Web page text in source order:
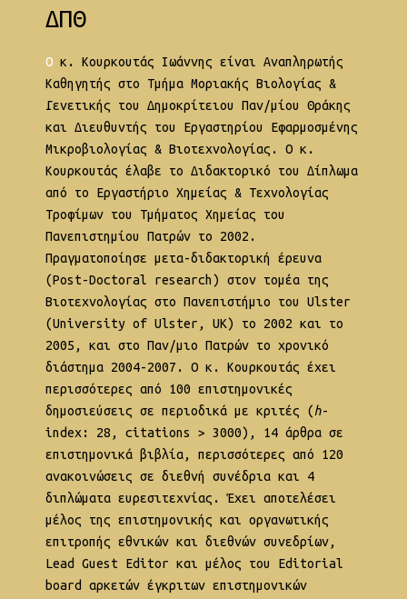
ΔΠΘ
Ο κ. Κουρκουτάς Ιωάννης είναι Αναπληρωτής
Καθηγητής στο Τμήμα Μοριακής Βιολογίας &
Γενετικής του Δημοκρίτειου Παν/μίου Θράκης
και Διευθυντής του Εργαστηρίου Εφαρμοσμένης
Μικροβιολογίας & Βιοτεχνολογίας. Ο κ.
Κουρκουτάς έλαβε το Διδακτορικό του Δίπλωμα
από το Εργαστήριο Χημείας & Τεχνολογίας
Τροφίμων του Τμήματος Χημείας του
Πανεπιστημίου Πατρών το 2002.
Πραγματοποίησε μετα-διδακτορική έρευνα
(Post-Doctoral research) στον τομέα της
Βιοτεχνολογίας στο Πανεπιστήμιο του Ulster
(University of Ulster, UK) τo 2002 και το
2005, και στο Παν/μιο Πατρών το χρονικό
διάστημα 2004-2007. Ο κ. Κουρκουτάς έχει
περισσότερες από 100 επιστημονικές
δημοσιεύσεις σε περιοδικά με κριτές (h-
index: 28, citations > 3000), 14 άρθρα σε
επιστημονικά βιβλία, περισσότερες από 120
ανακοινώσεις σε διεθνή συνέδρια και 4
διπλώματα ευρεσιτεχνίας. Έχει αποτελέσει
μέλος της επιστημονικής και οργανωτικής
επιτροπής εθνικών και διεθνών συνεδρίων,
Lead Guest Editor και μέλος του Εditorial
board αρκετών έγκριτων επιστημονικών